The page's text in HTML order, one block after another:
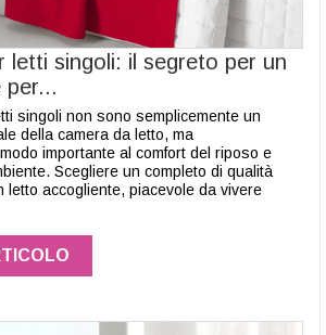
letti singoli: il segreto per un
per...
singoli non sono semplicemente un
della camera da letto, ma
importante al comfort del riposo e
Scegliere un completo di qualità
letto accogliente, piacevole da vivere